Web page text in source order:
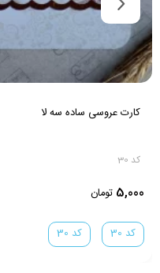
کارت عروسی سه لا با طراحی شیک
کد 31
تومان5,000
کد 31 کد 31